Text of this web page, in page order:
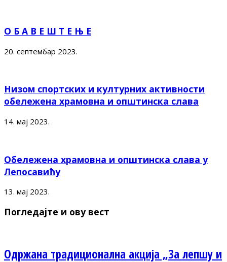
О Б А В Е Ш Т Е Њ Е
20. септембар 2023.
Низом спортских и културних активности
обележена храмовна и општинска слава
14. мај 2023.
Обележена храмовна и општинска слава у
Лепосавићу
13. мај 2023.
Погледајте и ову вест
Одржана традиционална акција „За лепшу и